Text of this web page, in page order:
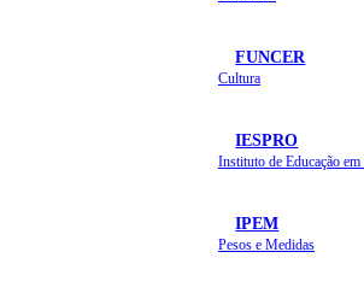
FUNCER
Cultura
IESPRO
IPEM
Pesos e Medidas